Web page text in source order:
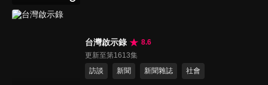
台灣啟示錄
8.6
更新至第1613集
訪談
新聞 新聞雜誌 社會